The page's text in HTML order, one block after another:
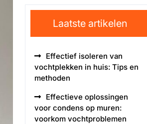
Laatste artikelen
Effectief isoleren van
vochtplekken in huis: Tips en
methoden
Effectieve oplossingen
voor condens op muren:
voorkom vochtproblemen